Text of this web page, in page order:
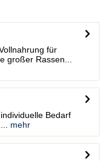
für
großer Rassen...
Bedarf
mehr